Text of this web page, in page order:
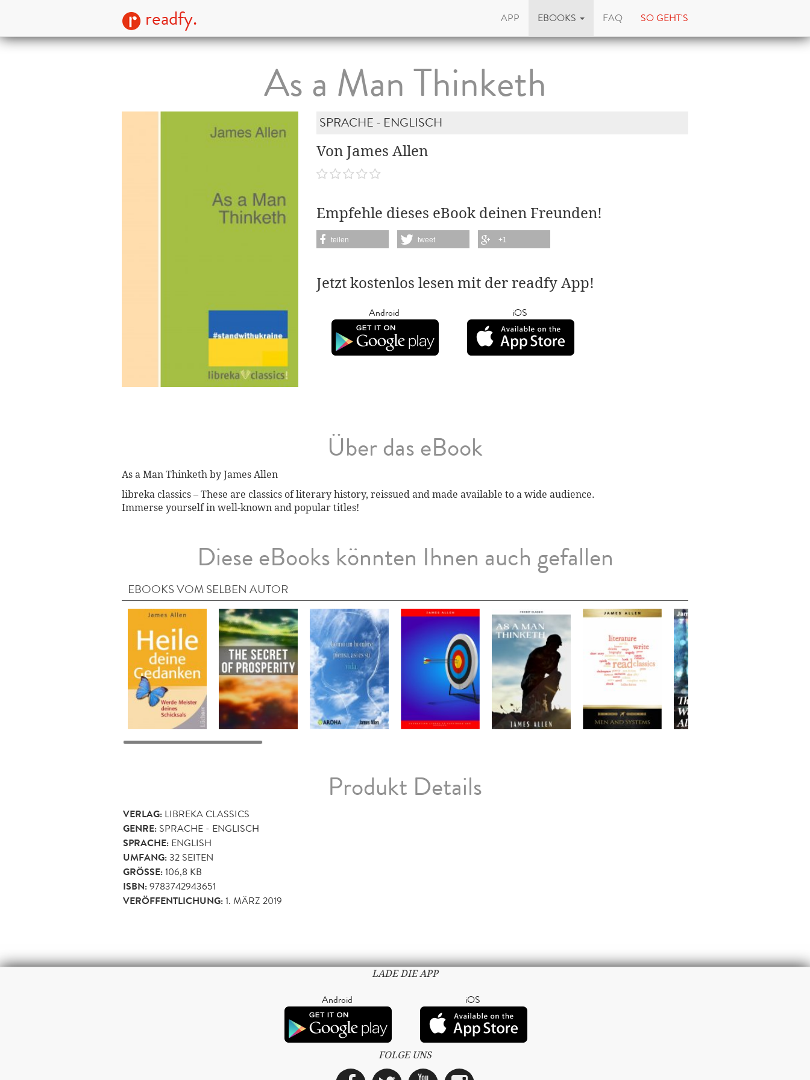
readfy. APP EBOOKS FAQ SO GEHT'S
As a Man Thinketh
SPRACHE - ENGLISCH
Von James Allen
Empfehle dieses eBook deinen Freunden!
teilen tweet +1
Jetzt kostenlos lesen mit der readfy App!
Android iOS
Über das eBook
As a Man Thinketh by James Allen
libreka classics – These are classics of literary history, reissued and made available to a wide audience.
Immerse yourself in well-known and popular titles!
Diese eBooks könnten Ihnen auch gefallen
EBOOKS VOM SELBEN AUTOR
Produkt Details
VERLAG: LIBREKA CLASSICS
GENRE: SPRACHE - ENGLISCH
SPRACHE: ENGLISH
UMFANG:32 SEITEN
GRÖSSE: 106,8 KB
ISBN:9783742943651
VERÖFFENTLICHUNG:1. MÄRZ 2019
LADE DIE APP
Android iOS
FOLGE UNS